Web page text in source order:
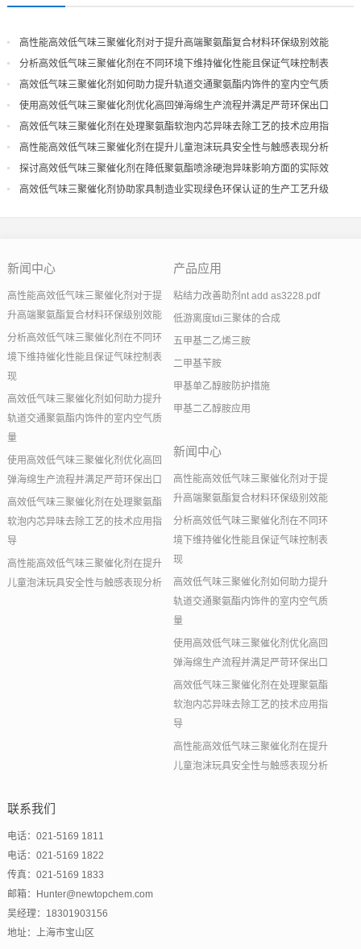
高性能高效低气味三聚催化剂对于提升高端聚氨酯复合材料环保级别效能
分析高效低气味三聚催化剂在不同环境下维持催化性能且保证气味控制表
现
高效低气味三聚催化剂如何助力提升轨道交通聚氨酯内饰件的室内空气质
量
使用高效低气味三聚催化剂优化高回弹海绵生产流程并满足严苛环保出口
高效低气味三聚催化剂在处理聚氨酯软泡内芯异味去除工艺的技术应用指
导
高性能高效低气味三聚催化剂在提升儿童泡沫玩具安全性与触感表现分析
探讨高效低气味三聚催化剂在降低聚氨酯喷涂硬泡异味影响方面的实际效
果
高效低气味三聚催化剂协助家具制造业实现绿色环保认证的生产工艺升级
新闻中心
高性能高效低气味三聚催化剂对于提
升高端聚氨酯复合材料环保级别效能
分析高效低气味三聚催化剂在不同环
境下维持催化性能且保证气味控制表
现
高效低气味三聚催化剂如何助力提升
轨道交通聚氨酯内饰件的室内空气质
量
使用高效低气味三聚催化剂优化高回
弹海绵生产流程并满足严苛环保出口
高效低气味三聚催化剂在处理聚氨酯
软泡内芯异味去除工艺的技术应用指
导
高性能高效低气味三聚催化剂在提升
儿童泡沫玩具安全性与触感表现分析
产品应用
粘结力改善助剂nt add as3228.pdf
低游离度tdi三聚体的合成
五甲基二乙烯三胺
二甲基苄胺
甲基单乙醇胺防护措施
甲基二乙醇胺应用
新闻中心
高性能高效低气味三聚催化剂对于提
升高端聚氨酯复合材料环保级别效能
分析高效低气味三聚催化剂在不同环
境下维持催化性能且保证气味控制表
现
高效低气味三聚催化剂如何助力提升
轨道交通聚氨酯内饰件的室内空气质
量
使用高效低气味三聚催化剂优化高回
弹海绵生产流程并满足严苛环保出口
高效低气味三聚催化剂在处理聚氨酯
软泡内芯异味去除工艺的技术应用指
导
高性能高效低气味三聚催化剂在提升
儿童泡沫玩具安全性与触感表现分析
联系我们
电话：021-5169 1811
电话：021-5169 1822
传真：021-5169 1833
邮箱：Hunter@newtopchem.com
吴经理：18301903156
地址：上海市宝山区